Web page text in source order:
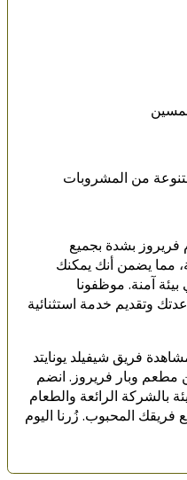
من المشروبات
فريروز بشدة بجميع
مما يضمن أنك يمكنك
بيئة آمنة. موظفونا
وتقديم خدمة استثنائية
فريق شيفيلد يونايتد
مطعم وبار فريروز. انضم
بالشركة الرائعة والطعام
فريقك المحبوب. زُرنا اليوم